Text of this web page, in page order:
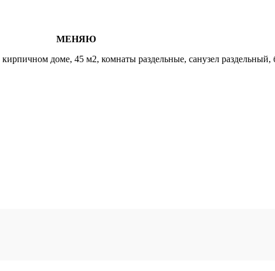
МЕНЯЮ
доме, 45 м2, комнаты раздельные, санузел